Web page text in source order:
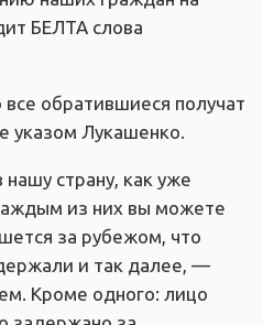
БЕЛТА слова
обратившиеся получат
указом Лукашенко.
страну, как уже
из них вы можете
за рубежом, что
и так далее, —
Кроме одного: лицо